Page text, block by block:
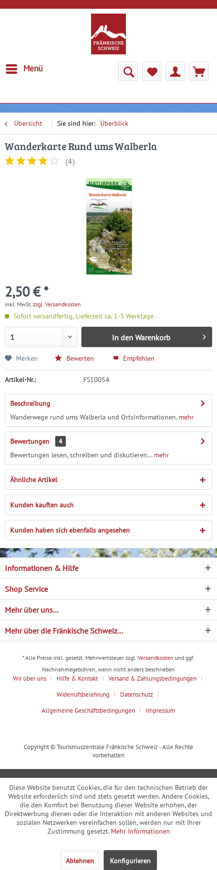
Menü
Übersicht Überblick
Wanderkarte Rund ums Walberla
(4)
2,50 € *
inkl. MwSt. zzgl. Versandkosten
Sofort versandfertig, Lieferzeit ca. 1-3 Werktage
In den Warenkorb
Merken Bewerten Empfehlen
Artikel-Nr.: FS10054
Beschreibung
Wanderwege rund ums Walberla und Ortsinformationen. mehr
Bewertungen
4
Bewertungen lesen, schreiben und diskutieren...mehr
Ähnliche Artikel
Kunden kauften auch
Kunden haben sich ebenfalls angesehen
Informationen & Hilfe
Shop Service
Mehr über uns…
Mehr über die Fränkische Schweiz…
* Alle Preise inkl. gesetzl. Mehrwertsteuer zzgl. Versandkosten und ggf.
Nachnahmegebühren, wenn nicht anders beschrieben
Wir über uns Hilfe & Kontakt
Versand & Zahlungsbedingungen
Widerrufsbelehrung
Datenschutz
Allgemeine Geschäftsbedingungen
Impressum
Copyright © Tourismuszentrale Fränkische Schweiz - Alle Rechte
vorbehalten
Diese Website benutzt Cookies, die für den technischen Betrieb der
Website erforderlich sind und stets gesetzt werden. Andere Cookies,
die den Komfort bei Benutzung dieser Website erhöhen, der
Direktwerbung dienen oder die Interaktion mit anderen Websites und
sozialen Netzwerken vereinfachen sollen, werden nur mit Ihrer
Zustimmung gesetzt. Mehr Informationen
Ablehnen Konfigurieren